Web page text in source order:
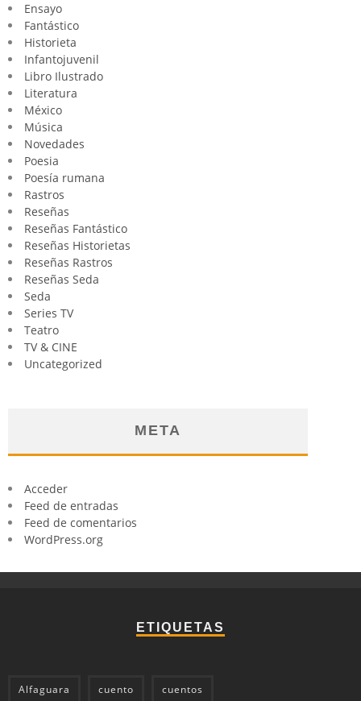
Ensayo
Fantástico
Historieta
Infantojuvenil
Libro Ilustrado
Literatura
México
Música
Novedades
Poesia
Poesía rumana
Rastros
Reseñas
Reseñas Fantástico
Reseñas Historietas
Reseñas Rastros
Reseñas Seda
Seda
Series TV
Teatro
TV & CINE
Uncategorized
META
Acceder
Feed de entradas
Feed de comentarios
WordPress.org
ETIQUETAS
Alfaguara cuento cuentos